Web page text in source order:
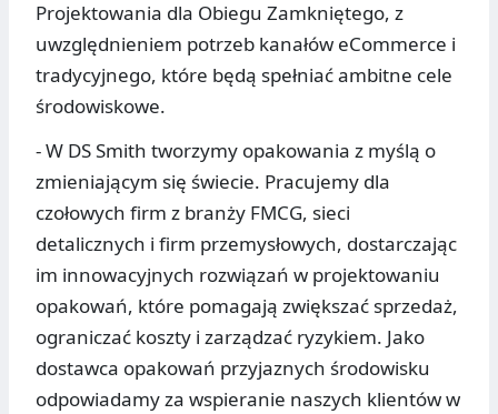
Projektowania dla Obiegu Zamkniętego, z
uwzględnieniem potrzeb kanałów eCommerce i
tradycyjnego, które będą spełniać ambitne cele
środowiskowe.
- W DS Smith tworzymy opakowania z myślą o
zmieniającym się świecie. Pracujemy dla
czołowych firm z branży FMCG, sieci
detalicznych i firm przemysłowych, dostarczając
im innowacyjnych rozwiązań w projektowaniu
opakowań, które pomagają zwiększać sprzedaż,
ograniczać koszty i zarządzać ryzykiem. Jako
dostawca opakowań przyjaznych środowisku
odpowiadamy za wspieranie naszych klientów w